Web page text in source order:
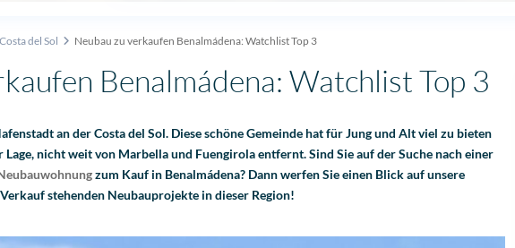
del Sol Neubau zu verkaufen Benalmádena: Watchlist Top 3
Benalmádena: Watchlist Top 3
an der Costa del Sol. Diese schöne Gemeinde hat für Jung und Alt viel zu bieten
nicht weit von Marbella und Fuengirola entfernt. Sind Sie auf der Suche nach einer
zum Kauf in Benalmádena? Dann werfen Sie einen Blick auf unsere
stehenden Neubauprojekte in dieser Region!